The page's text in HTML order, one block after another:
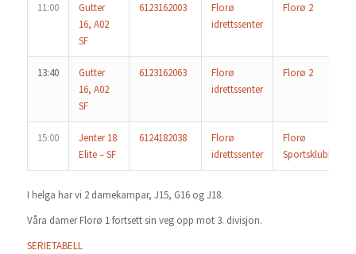
11:00
Gutter
16, A02
SF
6123162003
Florø
idrettssenter
Florø 2
13:40
Gutter
16, A02
SF
6123162063
Florø
idrettssenter
Florø 2
15:00
Jenter 18
Elite – SF
6124182038
Florø
idrettssenter
Florø
Sportsklubb
I helga har vi 2 damekampar, J15, G16 og J18.
Våra damer Florø 1 fortsett sin veg opp mot 3. divisjon.
SERIETABELL